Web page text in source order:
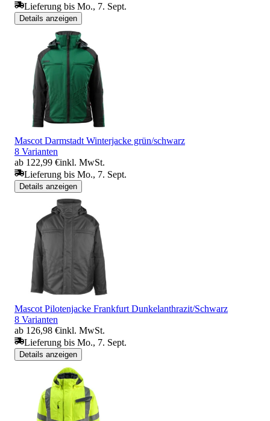
Lieferung bis Mo., 7. Sept.
Details anzeigen
Mascot Darmstadt Winterjacke grün/schwarz
8 Varianten
ab 122,99 €inkl. MwSt.
Lieferung bis Mo., 7. Sept.
Details anzeigen
Mascot Pilotenjacke Frankfurt Dunkelanthrazit/Schwarz
8 Varianten
ab 126,98 €inkl. MwSt.
Lieferung bis Mo., 7. Sept.
Details anzeigen